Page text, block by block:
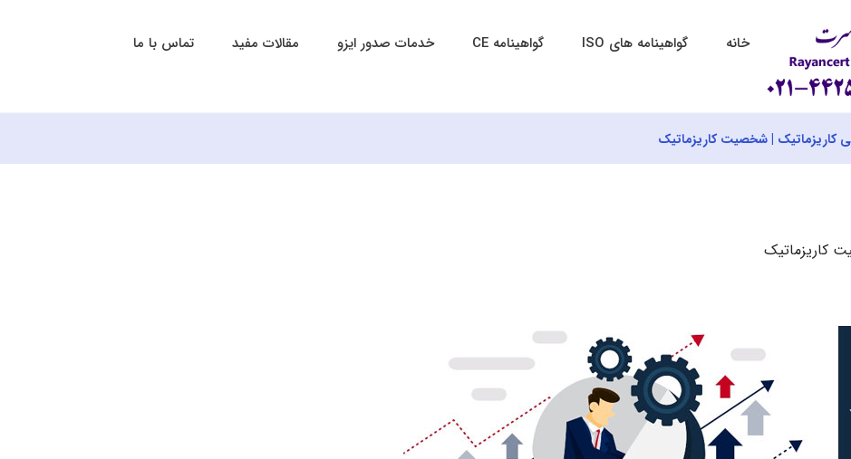
خانه گواهینامه های ISO گواهینامه CE خدمات صدور ایزو مقالات مفید تماس با ما
کاریزماتیک | شخصیت کاریزماتیک
کاریزماتیک